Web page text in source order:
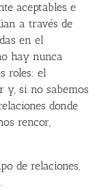
aceptables e
a través de
en el
hay nunca
roles: el
y, si no sabemos
donde
rencor,
de relaciones,